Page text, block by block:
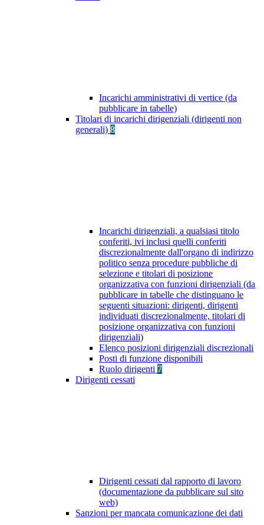
Incarichi amministrativi di vertice (da
pubblicare in tabelle)
Titolari di incarichi dirigenziali (dirigenti non
generali) 8
Incarichi dirigenziali, a qualsiasi titolo
conferiti, ivi inclusi quelli conferiti
discrezionalmente dall'organo di indirizzo
politico senza procedure pubbliche di
selezione e titolari di posizione
organizzativa con funzioni dirigenziali (da
pubblicare in tabelle che distinguano le
seguenti situazioni: dirigenti, dirigenti
individuati discrezionalmente, titolari di
posizione organizzativa con funzioni
dirigenziali)
Elenco posizioni dirigenziali discrezionali
Posti di funzione disponibili
Ruolo dirigenti 7
Dirigenti cessati
Dirigenti cessati dal rapporto di lavoro
(documentazione da pubblicare sul sito
web)
Sanzioni per mancata comunicazione dei dati